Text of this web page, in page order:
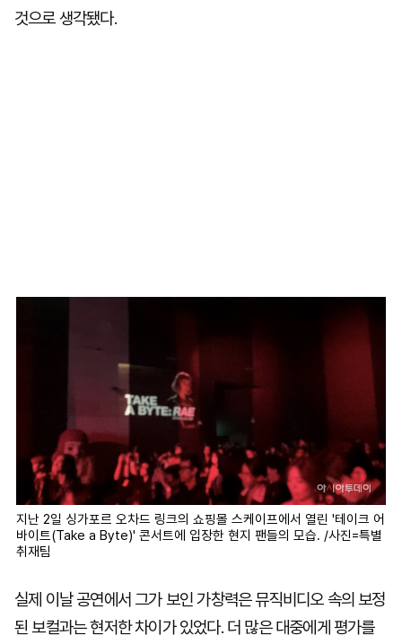
것으로 생각됐다.
지난 2일 싱가포르 오차드 링크의 쇼핑몰 스케이프에서 열린 '테이크 어
바이트(Take a Byte)' 콘서트에 입장한 현지 팬들의 모습. /사진=특별
취재팀
실제 이날 공연에서 그가 보인 가창력은 뮤직비디오 속의 보정
된 보컬과는 현저한 차이가 있었다. 더 많은 대중에게 평가를